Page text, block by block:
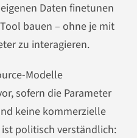
Daten finetunen
bauen – ohne je mit
zu interagieren.
Modelle
sofern die Parameter
keine kommerzielle
politisch verständlich: